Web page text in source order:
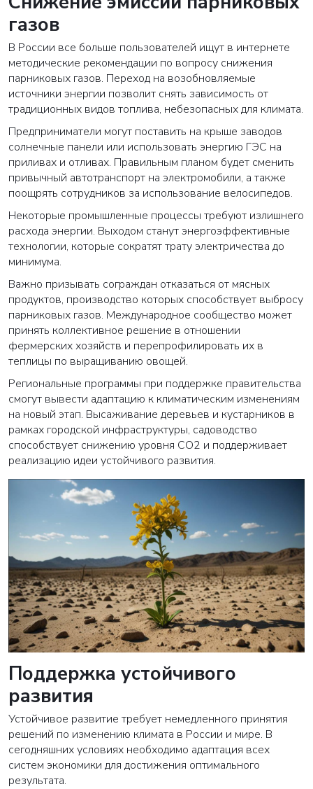
газов
В России все больше пользователей ищут в интернете
методические рекомендации по вопросу снижения
парниковых газов. Переход на возобновляемые
источники энергии позволит снять зависимость от
традиционных видов топлива, небезопасных для климата.
Предприниматели могут поставить на крыше заводов
солнечные панели или использовать энергию ГЭС на
приливах и отливах. Правильным планом будет сменить
привычный автотранспорт на электромобили, а также
поощрять сотрудников за использование велосипедов.
Некоторые промышленные процессы требуют излишнего
расхода энергии. Выходом станут энергоэффективные
технологии, которые сократят трату электричества до
минимума.
Важно призывать сограждан отказаться от мясных
продуктов, производство которых способствует выбросу
парниковых газов. Международное сообщество может
принять коллективное решение в отношении
фермерских хозяйств и перепрофилировать их в
теплицы по выращиванию овощей.
Региональные программы при поддержке правительства
смогут вывести адаптацию к климатическим изменениям
на новый этап. Высаживание деревьев и кустарников в
рамках городской инфраструктуры, садоводство
способствует снижению уровня CO2 и поддерживает
реализацию идеи устойчивого развития.
Поддержка устойчивого
развития
Устойчивое развитие требует немедленного принятия
решений по изменению климата в России и мире. В
сегодняшних условиях необходимо адаптация всех
систем экономики для достижения оптимального
результата.